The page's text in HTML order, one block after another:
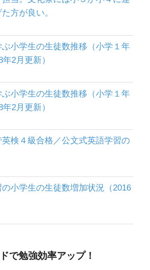
方が良い。
小学生の生徒数推移（小学１年
2月更新）
小学生の生徒数推移（小学１年
2月更新）
検４級合格／公文式英語学習の
小学生の生徒数増加状況（2016
で勉強効率アップ！